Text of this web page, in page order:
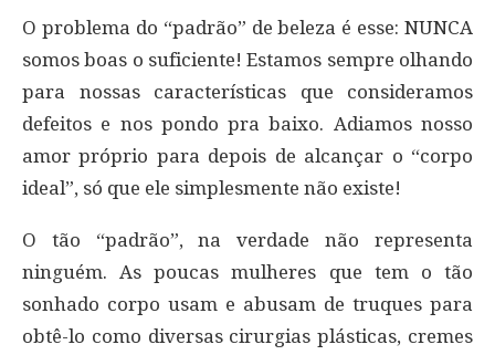
O problema do “padrão” de beleza é esse: NUNCA
somos boas o suficiente! Estamos sempre olhando
para nossas características que consideramos
defeitos e nos pondo pra baixo. Adiamos nosso
amor próprio para depois de alcançar o “corpo
ideal”, só que ele simplesmente não existe!
O tão “padrão”, na verdade não representa
ninguém. As poucas mulheres que tem o tão
sonhado corpo usam e abusam de truques para
obtê-lo como diversas cirurgias plásticas, cremes